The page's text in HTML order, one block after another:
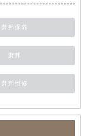
萧邦保养
萧邦
萧邦维修